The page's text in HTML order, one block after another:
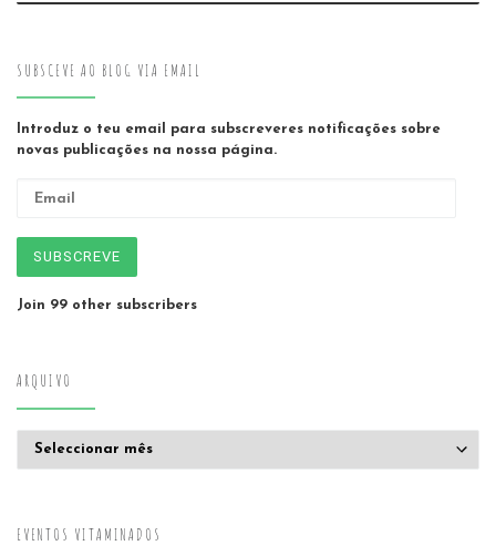
SUBSCEVE AO BLOG VIA EMAIL
Introduz o teu email para subscreveres notificações sobre
novas publicações na nossa página.
SUBSCREVE
Join 99 other subscribers
ARQUIVO
EVENTOS VITAMINADOS